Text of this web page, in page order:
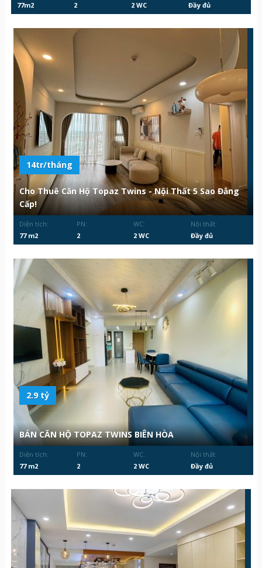
77m2
2
2 WC
Đầy đủ
14tr/tháng
Cho Thuê Căn Hộ Topaz Twins - Nội Thất 5 Sao Đẳng
Cấp!
Diện tích:
77 m2
PN:
2
WC:
2 WC
Nội thất:
Đầy đủ
2.9 tỷ
BÁN CĂN HỘ TOPAZ TWINS BIÊN HÒA
Diện tích:
77 m2
PN:
2
WC:
2 WC
Nội thất:
Đầy đủ